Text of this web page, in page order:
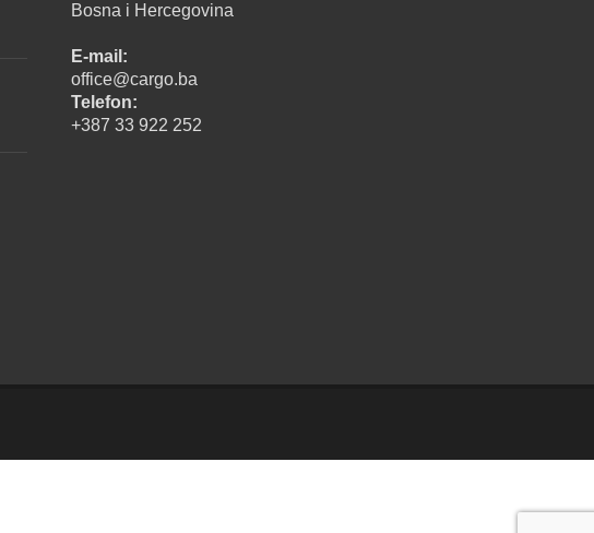
Bosna i Hercegovina
E-mail:
office@cargo.ba
Telefon:
+387 33 922 252